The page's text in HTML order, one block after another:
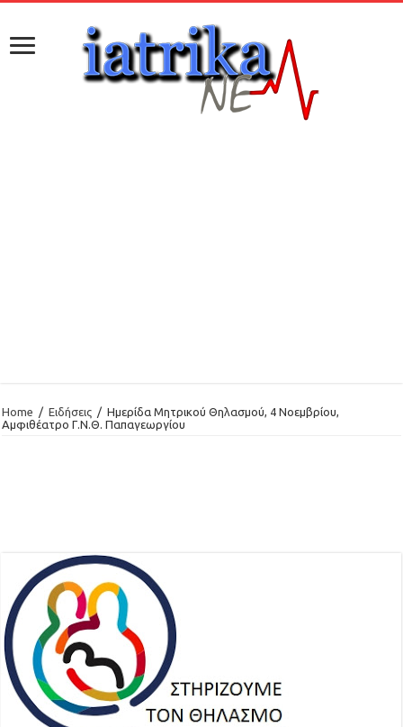
Home / Ειδήσεις / Ημερίδα Μητρικού Θηλασμού, 4 Νοεμβρίου,
Αμφιθέατρο Γ.Ν.Θ. Παπαγεωργίου